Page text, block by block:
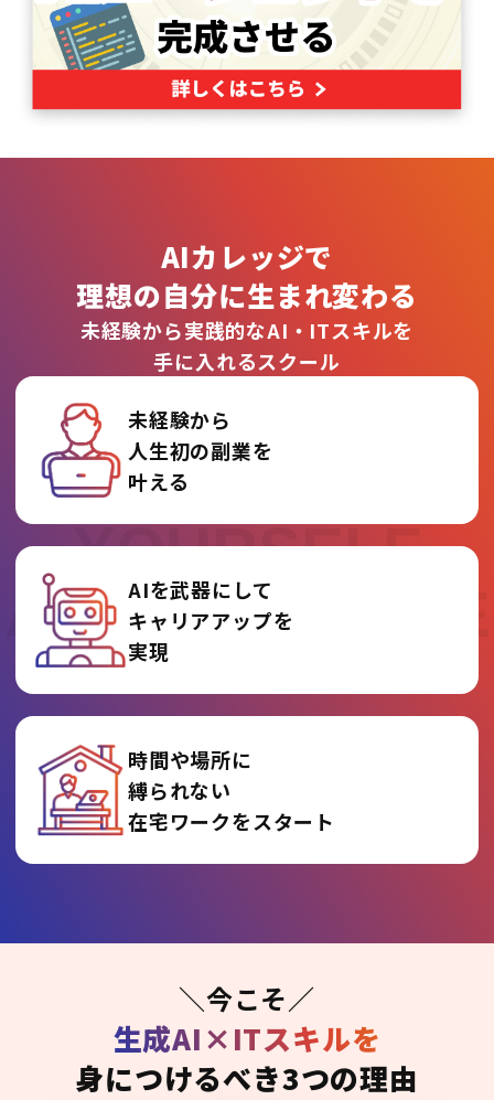
REINVENT
YOURSELF
AT AI COLLEGE
AIカレッジで
理想の自分に生まれ変わる
未経験から実践的なAI・ITスキルを
手に入れるスクール
未経験から
人生初の副業を
叶える
AIを武器にして
キャリアアップを
実現
時間や場所に
縛られない
在宅ワークをスタート
＼今こそ／
生成AI×ITスキルを
身につけるべき3つの理由